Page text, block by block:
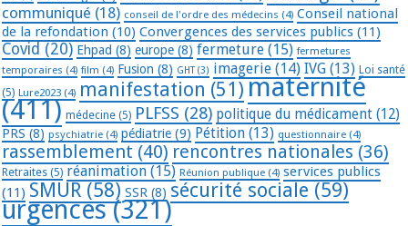
communiqué (18) conseil de l'ordre des médecins (4) Conseil national
de la refondation (10) Convergences des services publics (11)
Covid (20) Ehpad (8) europe (8) fermeture (15) fermetures
temporaires (4) film (4) Fusion (8) GHT(3) imagerie (14) IVG (13) Loi santé
(5) Lure2023 (4) manifestation (51) maternité
(411) médecine (5) PLFSS (28) politique du médicament (12)
PRS (8) psychiatrie (4) pédiatrie (9) Pétition (13) questionnaire (4)
rassemblement (40) rencontres nationales (36)
Retraites (5) réanimation (15) Réunion publique (4) services publics
(11) SMUR (58) SSR (8) sécurité sociale (59)
urgences(321)